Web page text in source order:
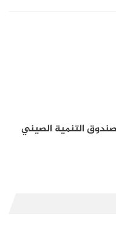
التنمية الصيني